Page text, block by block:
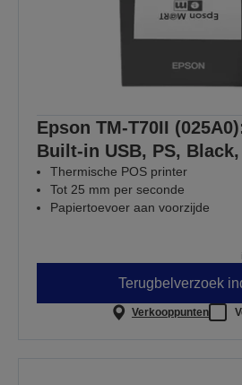
Epson TM-T70II
Built-in USB, PS, Black,
Thermische POS printer
Tot 25 mm per seconde
Papiertoevoer aan voorzijde
Terugbelverzoek
Verkooppunten